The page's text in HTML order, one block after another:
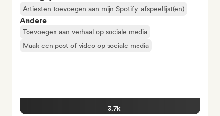
Artiesten toevoegen aan mijn Spotify-afspeellijst(en)
Andere
Toevoegen aan verhaal op sociale media
Maak een post of video op sociale media
3.7k